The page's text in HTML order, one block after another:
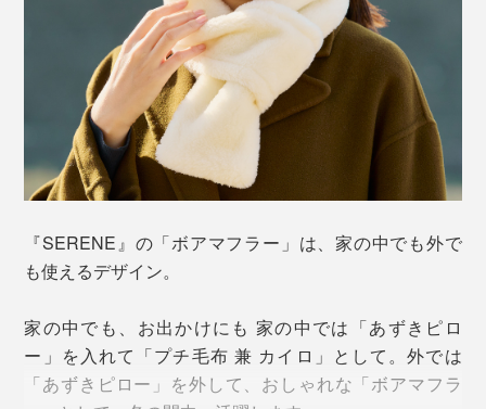
あずきは温めると湿気を帯びる性質があり、ふわふわの
羊毛ごしにもそのしっとり感がジワァ〜。なんとも心地
よい温もりに、思わず「あぁ」と声が漏れてしまうほ
ど。ほんのりとしたあずきの香りにも気持ちが和らぎま
す。
保温時間は約10〜20分間。蒸しタオルやカイロとちが
温めつづけてくれます。
『SERENE』の「ボアマフラー」は、家の中でも外で
も使えるデザイン。
家の中でも、お出かけにも 家の中では「あずきピロ
ー」を入れて「プチ毛布 兼 カイロ」として。外では
「あずきピロー」を外して、おしゃれな「ボアマフラ